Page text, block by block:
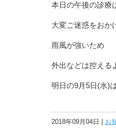
本日の午後の診療
大変ご迷惑をおか
雨風が強いため
外出などは控える
明日の9月5日(水)
2018年09月04日 | お